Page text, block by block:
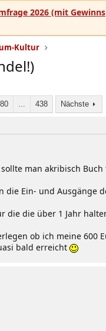
2026 (mit
Kultur
... 438 Nächste
man akribisch
die Ein- und Ausgänge
die die über 1 Jahr
ob ich meine 600
bald erreicht